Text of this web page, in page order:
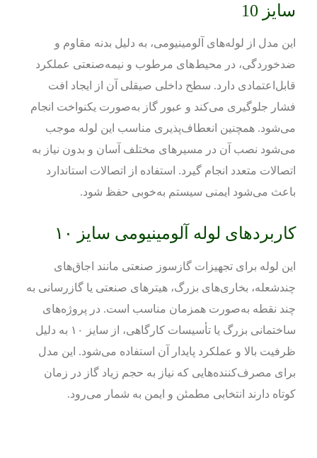
سایز 10
این مدل از لوله‌های آلومینیومی، به دلیل بدنه مقاوم و
ضدخوردگی، در محیط‌های مرطوب و نیمه‌صنعتی عملکرد
قابل‌اعتمادی دارد. سطح داخلی صیقلی آن از ایجاد افت
فشار جلوگیری می‌کند و عبور گاز به‌صورت یکنواخت انجام
می‌شود. همچنین انعطاف‌پذیری مناسب این لوله موجب
می‌شود نصب آن در مسیرهای مختلف آسان و بدون نیاز به
اتصالات متعدد انجام گیرد. استفاده از اتصالات استاندارد
باعث می‌شود ایمنی سیستم به‌خوبی حفظ شود.
کاربردهای لوله آلومینیومی سایز ۱۰
این لوله برای تجهیزات گازسوز صنعتی مانند اجاق‌های
چندشعله، بخاری‌های بزرگ، هیترهای صنعتی یا گازرسانی به
چند نقطه به‌صورت همزمان مناسب است. در پروژه‌های
ساختمانی بزرگ یا تأسیسات کارگاهی، از سایز ۱۰ به دلیل
ظرفیت بالا و عملکرد پایدار آن استفاده می‌شود. این مدل
برای مصرف‌کننده‌هایی که نیاز به حجم زیاد گاز در زمان
کوتاه دارند انتخابی مطمئن و ایمن به شمار می‌رود.